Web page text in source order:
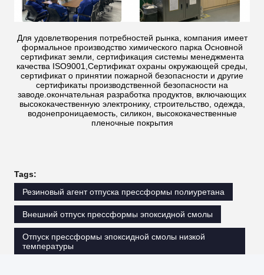
Для удовлетворения потребностей рынка, компания имеет
формальное производство химического парка Основной
сертификат земли, сертификация системы менеджмента
качества ISO9001,Сертификат охраны окружающей среды,
сертификат о принятии пожарной безопасности и другие
сертификаты производственной безопасности на
заводе.окончательная разработка продуктов, включающих
высококачественную электронику, строительство, одежда,
водонепроницаемость, силикон, высококачественные
пленочные покрытия